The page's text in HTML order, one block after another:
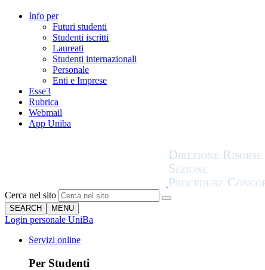
Info per
Futuri studenti
Studenti iscritti
Laureati
Studenti internazionali
Personale
Enti e Imprese
Esse3
Rubrica
Webmail
App Uniba
Cerca nel sito
SEARCH MENU
Login personale UniBa
Servizi online
Per Studenti